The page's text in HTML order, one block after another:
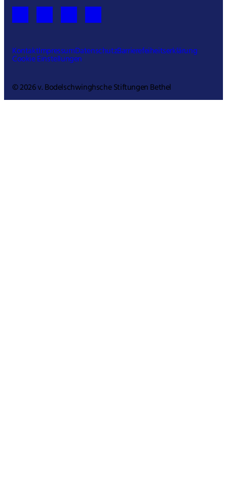
KontaktImpressumDatenschutzBarrierefeiheitserklärung
Cookie Einstellungen
© 2026 v. Bodelschwinghsche Stiftungen Bethel